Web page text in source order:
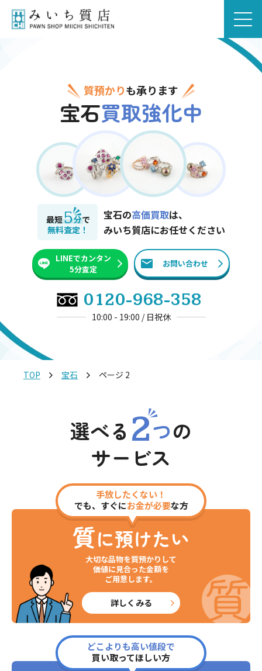
質預かりも承ります
宝石買取強化中
最短5分で
無料査定！
宝石の高価買取は、
みいち質店にお任せください
LINEでカンタン
5分査定
お問い合わせ
0120-968-358
10:00 - 19:00 / 日祝休
TOP 宝石 ページ 2
選べる 2つの
サービス
手放したくない！
でも、すぐにお金が必要な方
質に預けたい
大切な品物を質預かりして
価値に見合った金額を
ご用意します。
詳しくみる
どこよりも高い値段で
買い取ってほしい方